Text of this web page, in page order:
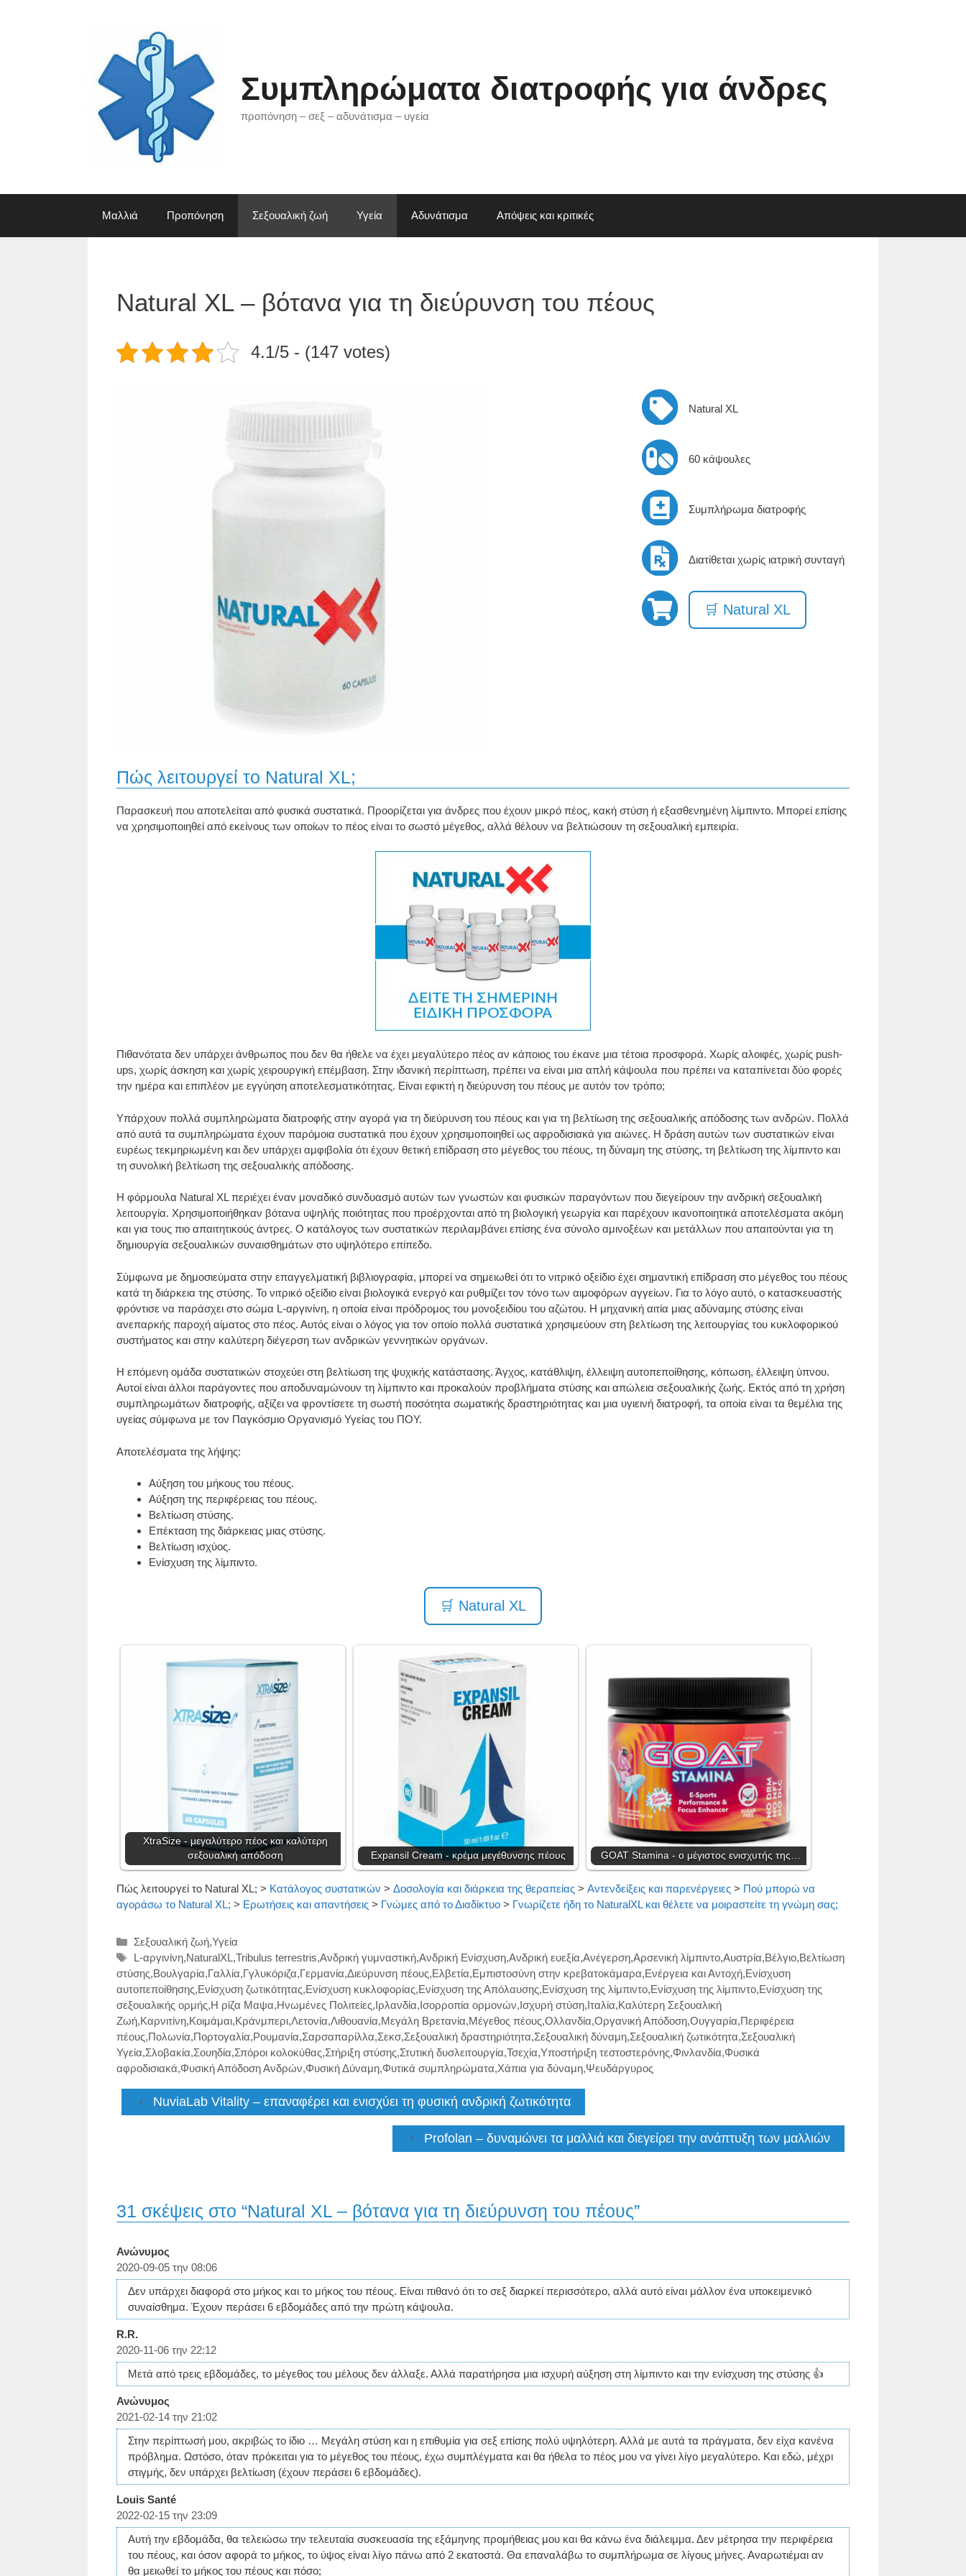
Συμπληρώματα διατροφής για άνδρες
προπόνηση – σεξ – αδυνάτισμα – υγεία
Μαλλιά Προπόνηση Σεξουαλική ζωή Υγεία Αδυνάτισμα Απόψεις και κριτικές
Natural XL – βότανα για τη διεύρυνση του πέους
4.1/5 - (147 votes)
Natural XL
60 κάψουλες
Συμπλήρωμα διατροφής
Διατίθεται χωρίς ιατρική συνταγή
🛒 Natural XL
Πώς λειτουργεί το Natural XL;
Παρασκευή που αποτελείται από φυσικά συστατικά. Προορίζεται για άνδρες που έχουν μικρό πέος, κακή στύση ή εξασθενημένη λίμπιντο. Μπορεί επίσης
να χρησιμοποιηθεί από εκείνους των οποίων το πέος είναι το σωστό μέγεθος, αλλά θέλουν να βελτιώσουν τη σεξουαλική εμπειρία.
Πιθανότατα δεν υπάρχει άνθρωπος που δεν θα ήθελε να έχει μεγαλύτερο πέος αν κάποιος του έκανε μια τέτοια προσφορά. Χωρίς αλοιφές, χωρίς push-
ups, χωρίς άσκηση και χωρίς χειρουργική επέμβαση. Στην ιδανική περίπτωση, πρέπει να είναι μια απλή κάψουλα που πρέπει να καταπίνεται δύο φορές
την ημέρα και επιπλέον με εγγύηση αποτελεσματικότητας. Είναι εφικτή η διεύρυνση του πέους με αυτόν τον τρόπο;
Υπάρχουν πολλά συμπληρώματα διατροφής στην αγορά για τη διεύρυνση του πέους και για τη βελτίωση της σεξουαλικής απόδοσης των ανδρών. Πολλά
από αυτά τα συμπληρώματα έχουν παρόμοια συστατικά που έχουν χρησιμοποιηθεί ως αφροδισιακά για αιώνες. Η δράση αυτών των συστατικών είναι
ευρέως τεκμηριωμένη και δεν υπάρχει αμφιβολία ότι έχουν θετική επίδραση στο μέγεθος του πέους, τη δύναμη της στύσης, τη βελτίωση της λίμπιντο και
τη συνολική βελτίωση της σεξουαλικής απόδοσης.
Η φόρμουλα Natural XL περιέχει έναν μοναδικό συνδυασμό αυτών των γνωστών και φυσικών παραγόντων που διεγείρουν την ανδρική σεξουαλική
λειτουργία. Χρησιμοποιήθηκαν βότανα υψηλής ποιότητας που προέρχονται από τη βιολογική γεωργία και παρέχουν ικανοποιητικά αποτελέσματα ακόμη
και για τους πιο απαιτητικούς άντρες. Ο κατάλογος των συστατικών περιλαμβάνει επίσης ένα σύνολο αμινοξέων και μετάλλων που απαιτούνται για τη
δημιουργία σεξουαλικών συναισθημάτων στο υψηλότερο επίπεδο.
Σύμφωνα με δημοσιεύματα στην επαγγελματική βιβλιογραφία, μπορεί να σημειωθεί ότι το νιτρικό οξείδιο έχει σημαντική επίδραση στο μέγεθος του πέους
κατά τη διάρκεια της στύσης. Το νιτρικό οξείδιο είναι βιολογικά ενεργό και ρυθμίζει τον τόνο των αιμοφόρων αγγείων. Για το λόγο αυτό, ο κατασκευαστής
φρόντισε να παράσχει στο σώμα L-αργινίνη, η οποία είναι πρόδρομος του μονοξειδίου του αζώτου. Η μηχανική αιτία μιας αδύναμης στύσης είναι
ανεπαρκής παροχή αίματος στο πέος. Αυτός είναι ο λόγος για τον οποίο πολλά συστατικά χρησιμεύουν στη βελτίωση της λειτουργίας του κυκλοφορικού
συστήματος και στην καλύτερη διέγερση των ανδρικών γεννητικών οργάνων.
Η επόμενη ομάδα συστατικών στοχεύει στη βελτίωση της ψυχικής κατάστασης. Άγχος, κατάθλιψη, έλλειψη αυτοπεποίθησης, κόπωση, έλλειψη ύπνου.
Αυτοί είναι άλλοι παράγοντες που αποδυναμώνουν τη λίμπιντο και προκαλούν προβλήματα στύσης και απώλεια σεξουαλικής ζωής. Εκτός από τη χρήση
συμπληρωμάτων διατροφής, αξίζει να φροντίσετε τη σωστή ποσότητα σωματικής δραστηριότητας και μια υγιεινή διατροφή, τα οποία είναι τα θεμέλια της
υγείας σύμφωνα με τον Παγκόσμιο Οργανισμό Υγείας του ΠΟΥ.
Αποτελέσματα της λήψης:
Αύξηση του μήκους του πέους.
Αύξηση της περιφέρειας του πέους.
Βελτίωση στύσης.
Επέκταση της διάρκειας μιας στύσης.
Βελτίωση ισχύος.
Ενίσχυση της λίμπιντο.
🛒 Natural XL
XtraSize - μεγαλύτερο πέος και καλύτερη
σεξουαλική απόδοση
Expansil Cream - κρέμα μεγέθυνσης πέους GOAT Stamina - ο μέγιστος ενισχυτής της…
Πώς λειτουργεί το Natural XL; > Κατάλογος συστατικών > Δοσολογία και διάρκεια της θεραπείας > Αντενδείξεις και παρενέργειες > Πού μπορώ να
αγοράσω το Natural XL; > Ερωτήσεις και απαντήσεις > Γνώμες από το Διαδίκτυο > Γνωρίζετε ήδη το NaturalXL και θέλετε να μοιραστείτε τη γνώμη σας;
Κατηγορίες
Σεξουαλική ζωή,Υγεία
Ετικέτες
L-αργινίνη,NaturalXL,Tribulus terrestris,Ανδρική γυμναστική,Ανδρική Ενίσχυση,Ανδρική ευεξία,Ανέγερση,Αρσενική λίμπιντο,Αυστρία,Βέλγιο,Βελτίωση
στύσης,Βουλγαρία,Γαλλία,Γγλυκόριζα,Γερμανία,Διεύρυνση πέους,Ελβετία,Εμπιστοσύνη στην κρεβατοκάμαρα,Ενέργεια και Αντοχή,Ενίσχυση
αυτοπεποίθησης,Ενίσχυση ζωτικότητας,Ενίσχυση κυκλοφορίας,Ενίσχυση της Απόλαυσης,Ενίσχυση της λίμπιντο,Ενίσχυση της λίμπιντο,Ενίσχυση της
σεξουαλικής ορμής,Η ρίζα Μαψα,Ηνωμένες Πολιτείες,Ιρλανδία,Ισορροπία ορμονών,Ισχυρή στύση,Ιταλία,Καλύτερη Σεξουαλική
Ζωή,Καρνιτίνη,Κοιμάμαι,Κράνμπερι,Λετονία,Λιθουανία,Μεγάλη Βρετανία,Μέγεθος πέους,Ολλανδία,Οργανική Απόδοση,Ουγγαρία,Περιφέρεια
πέους,Πολωνία,Πορτογαλία,Ρουμανία,Σαρσαπαρίλλα,Σεκσ,Σεξουαλική δραστηριότητα,Σεξουαλική δύναμη,Σεξουαλική ζωτικότητα,Σεξουαλική
Υγεία,Σλοβακία,Σουηδία,Σπόροι κολοκύθας,Στήριξη στύσης,Στυτική δυσλειτουργία,Τσεχία,Υποστήριξη τεστοστερόνης,Φινλανδία,Φυσικά
αφροδισιακά,Φυσική Απόδοση Ανδρών,Φυσική Δύναμη,Φυτικά συμπληρώματα,Χάπια για δύναμη,Ψευδάργυρος
NuviaLab Vitality – επαναφέρει και ενισχύει τη φυσική ανδρική ζωτικότητα
Profolan – δυναμώνει τα μαλλιά και διεγείρει την ανάπτυξη των μαλλιών
31 σκέψεις στο “Natural XL – βότανα για τη διεύρυνση του πέους”
Ανώνυμος
2020-09-05 την 08:06
Δεν υπάρχει διαφορά στο μήκος και το μήκος του πέους. Είναι πιθανό ότι το σεξ διαρκεί περισσότερο, αλλά αυτό είναι μάλλον ένα υποκειμενικό
συναίσθημα. Έχουν περάσει 6 εβδομάδες από την πρώτη κάψουλα.
R.R.
2020-11-06 την 22:12
Μετά από τρεις εβδομάδες, το μέγεθος του μέλους δεν άλλαξε. Αλλά παρατήρησα μια ισχυρή αύξηση στη λίμπιντο και την ενίσχυση της στύσης 👍
Ανώνυμος
2021-02-14 την 21:02
Στην περίπτωσή μου, ακριβώς το ίδιο … Μεγάλη στύση και η επιθυμία για σεξ επίσης πολύ υψηλότερη. Αλλά με αυτά τα πράγματα, δεν είχα κανένα
πρόβλημα. Ωστόσο, όταν πρόκειται για το μέγεθος του πέους, έχω συμπλέγματα και θα ήθελα το πέος μου να γίνει λίγο μεγαλύτερο. Και εδώ, μέχρι
στιγμής, δεν υπάρχει βελτίωση (έχουν περάσει 6 εβδομάδες).
Louis Santé
2022-02-15 την 23:09
Αυτή την εβδομάδα, θα τελειώσω την τελευταία συσκευασία της εξάμηνης προμήθειας μου και θα κάνω ένα διάλειμμα. Δεν μέτρησα την περιφέρεια
του πέους, και όσον αφορά το μήκος, το ύψος είναι λίγο πάνω από 2 εκατοστά. Θα επαναλάβω το συμπλήρωμα σε λίγους μήνες. Αναρωτιέμαι αν
θα μειωθεί το μήκος του πέους και πόσο;